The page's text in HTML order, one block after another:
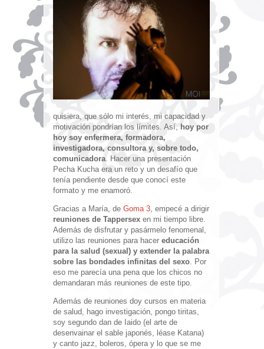
quisiera, que sólo mi interés, mi capacidad y
motivación pondrían los límites. Así, hoy por
hoy soy enfermera, formadora,
investigadora, consultora y, sobre todo,
comunicadora. Hacer una presentación
Pecha Kucha era un reto y un desafío que
tenía pendiente desde que conocí este
formato y me enamoró.
Gracias a María, de Goma 3, empecé a dirigir
reuniones de Tappersex en mi tiempo libre.
Además de disfrutar y pasármelo fenomenal,
utilizo las reuniones para hacer educación
para la salud (sexual) y extender la palabra
sobre las bondades infinitas del sexo. Por
eso me parecía una pena que los chicos no
demandaran más reuniones de este tipo.
Además de reuniones doy cursos en materia
de salud, hago investigación, pongo tiritas,
soy segundo dan de Iaido (el arte de
desenvainar el sable japonés, léase Katana)
y canto jazz, boleros, ópera y lo que se me